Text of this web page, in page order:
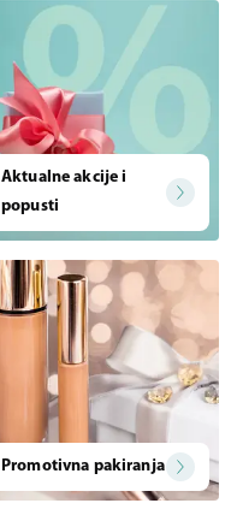
Aktualne akcije i
popusti
Promotivna pakiranja